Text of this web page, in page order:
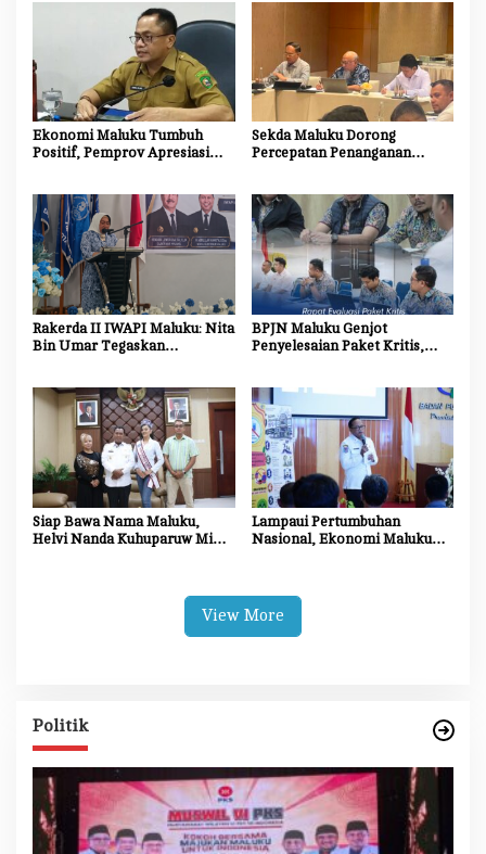
Ekonomi Maluku Tumbuh
Positif, Pemprov Apresiasi
Sekda Maluku Dorong
Percepatan Penanganan
Masela
Rakerda II IWAPI Maluku: Nita
Bin Umar Tegaskan
Ekonomi Daerah
BPJN Maluku Genjot
Penyelesaian Paket Kritis,
Siap Bawa Nama Maluku,
Helvi Nanda Kuhuparuw Minta
Lampaui Pertumbuhan
Nasional, Ekonomi Maluku
View More
Politik